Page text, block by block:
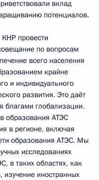
вклад
потенциалов.
провести
по вопросам
всего населения
крайне
и индивидуального
развития. Это даёт
благами глобализации.
образования АТЭС
в регионе, включая
образования АТЭС. Мы
исследованиях
в таких областях, как
изучение иностранных